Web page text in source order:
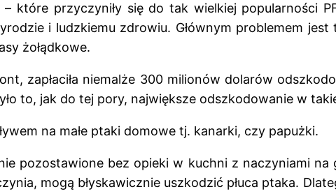
które przyczyniły się do tak wielkiej popularności
i ludzkiemu zdrowiu. Głównym problemem
żołądkowe.
zapłaciła niemalże 300 milionów dolarów
to, jak do tej pory, największe odszkodowanie w
na małe ptaki domowe tj. kanarki, czy papużki.
pozostawione bez opieki w kuchni z naczyniami na
mogą błyskawicznie uszkodzić płuca ptaka.